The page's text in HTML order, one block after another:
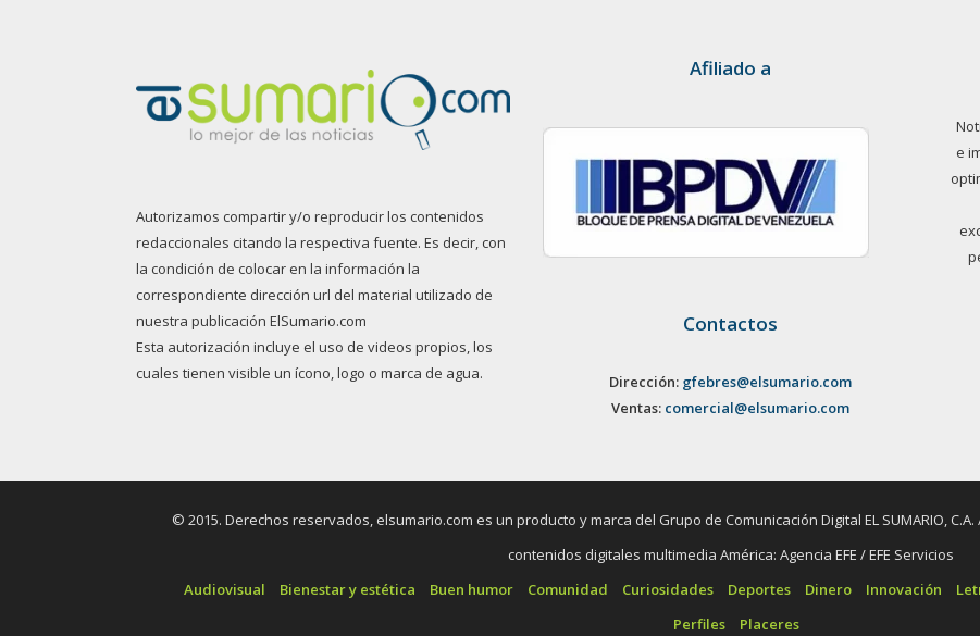
Autorizamos compartir y/o reproducir los contenidos
redaccionales citando la respectiva fuente. Es decir, con
la condición de colocar en la información la
correspondiente dirección url del material utilizado de
nuestra publicación ElSumario.com
Esta autorización incluye el uso de videos propios, los
cuales tienen visible un ícono, logo o marca de agua.
Afiliado a
Contactos
Dirección: gfebres@elsumario.com
Ventas: comercial@elsumario.com
e
© 2015. Derechos reservados, elsumario.com es un producto y marca del Grupo de Comunicación Digital EL SUMARIO, C.A.
contenidos digitales multimedia América: Agencia EFE / EFE Servicios
Audiovisual
Bienestar y estética Buen humor Comunidad Curiosidades Deportes Dinero Innovación
Perfiles
Placeres